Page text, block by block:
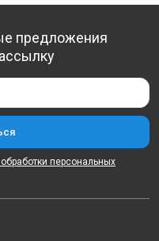
предложения
персональных